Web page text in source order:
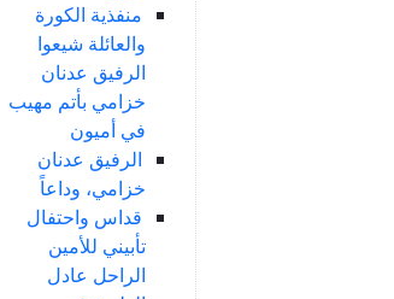
منفذية الكورة
والعائلة شيعوا
الرفيق عدنان
خزامي بأتم مهيب
في أميون
الرفيق عدنان
خزامي، وداعاً
قداس واحتفال
تأبيني للأمين
الراحل عادل